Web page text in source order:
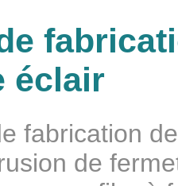
éclair
fabrication
de